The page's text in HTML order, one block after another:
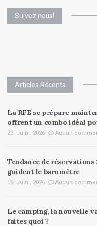
Suivez nous!
Articles Récents
La RFE se prépare
offrent un combo idéal
23. Juin , 2026 Aucun
Tendance de réservations
guident le baromètre
19. Juin , 2026 Aucun
Le camping, la nouvelle
faites quoi ?